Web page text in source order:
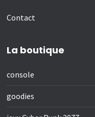
Contact
La boutique
console
goodies